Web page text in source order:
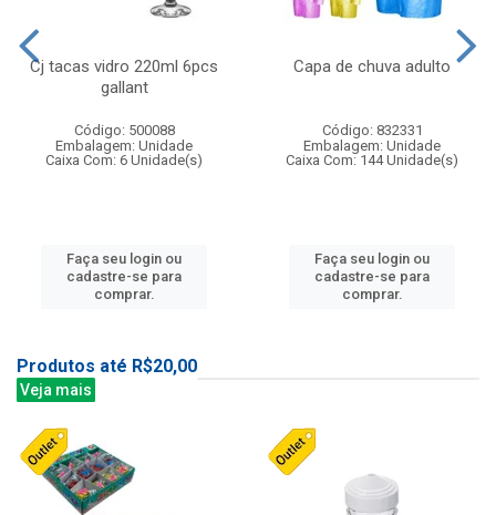
Cj tacas vidro 220ml 6pcs
gallant
Código: 500088
Embalagem: Unidade
Caixa Com: 6 Unidade(s)
Faça seu login ou
cadastre-se para
comprar.
Capa de chuva adulto
Código: 832331
Embalagem: Unidade
Caixa Com: 144 Unidade(s)
Faça seu login ou
cadastre-se para
comprar.
Produtos até R$20,00
Veja mais